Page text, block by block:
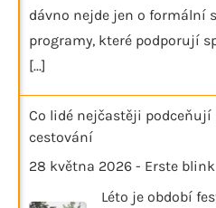
dávno nejde jen o formální
programy, které podporují
[...]
Co lidé nejčastěji
cestování
28 května 2026 - Erste blink
Léto je období